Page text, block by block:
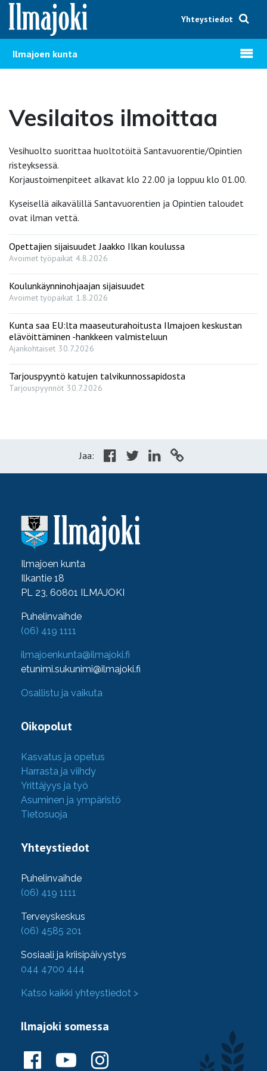
Hyppää sisältöön
Yhteystiedot
Ilmajoen kunta Avaa
Vesilaitos ilmoittaa
Vesihuolto suorittaa huoltotöitä Santavuorentie/Opintien
risteyksessä.
Korjaustoimenpiteet alkavat klo 22.00 ja loppuu klo 01.00.
Kyseisellä aikavälillä Santavuorentien ja Opintien taloudet
ovat ilman vettä.
Opettajien sijaisuudet Jaakko Ilkan koulussa
Avoimet työpaikat 4.8.2026
Koulunkäynninohjaajan sijaisuudet
Avoimet työpaikat 1.8.2026
Kunta saa EU:lta maaseuturahoitusta Ilmajoen keskustan
elävöittäminen -hankkeen valmisteluun
Ajankohtaiset 30.7.2026
Tarjouspyyntö katujen talvikunnossapidosta
Tarjouspyynnöt 30.7.2026
Jaa:
Ilmajoen kunta
Ilkantie 18
PL 23, 60801 ILMAJOKI
Puhelinvaihde
(06) 419 1111
ilmajoenkunta@ilmajoki.fi
etunimi.sukunimi@ilmajoki.fi
Osallistu ja vaikuta
Oikopolut
Kasvatus ja opetus
Harrasta ja viihdy
Yrittäjyys ja työ
Asuminen ja ympäristö
Tietosuoja
Yhteystiedot
Puhelinvaihde
(06) 419 1111
Terveyskeskus
(06) 4585 201
Sosiaali ja kriisipäivystys
044 4700 444
Katso kaikki yhteystiedot >
Ilmajoki somessa